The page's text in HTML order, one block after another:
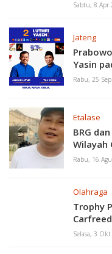
Sabtu, 8 Apr
Jateng
Yasin
Rabu, 25
Etalase
BRG
Wilayah
Rabu, 16
Olahraga
Trophy
Selasa, 3